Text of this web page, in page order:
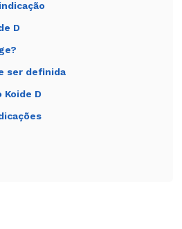
D
ser definida
Koide D